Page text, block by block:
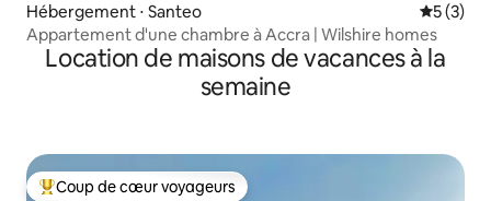
Hébergement ⋅ Santeo
5 (3)
Appartement d'une chambre à Accra | Wilshire homes
Location de maisons de vacances à la
semaine
Coups de cœur voyageurs les plus appréciés
Coup de cœur voyageurs